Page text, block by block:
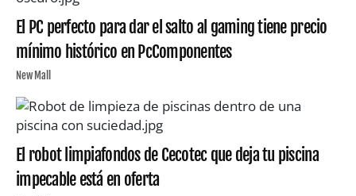
El PC perfecto para dar el salto al gaming tiene precio
mínimo histórico en PcComponentes
New Mall
El robot limpiafondos de Cecotec que deja tu piscina
impecable está en oferta